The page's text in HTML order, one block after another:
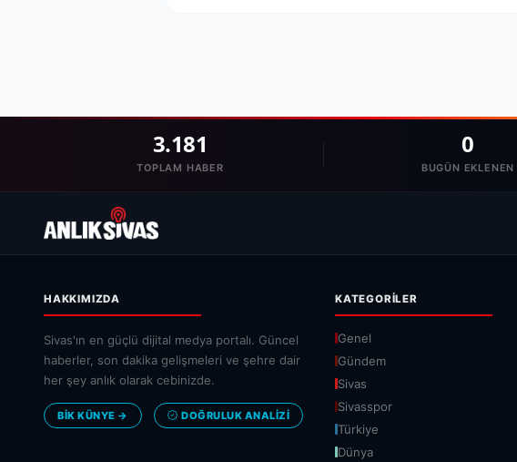
3.181
TOPLAM HABER
0
BUGÜN EKLENEN
HAKKIMIZDA
Sivas'ın en güçlü dijital medya portalı. Güncel
haberler, son dakika gelişmeleri ve şehre dair
her şey anlık olarak cebinizde.
BİK KÜNYE → DOĞRULUK ANALIZI
KATEGORILER
Genel
Gündem
Sivas
Sivasspor
Türkiye
Dünya